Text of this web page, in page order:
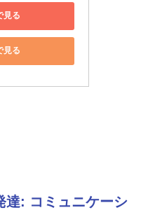
見る
見る
達: コミュニケーシ